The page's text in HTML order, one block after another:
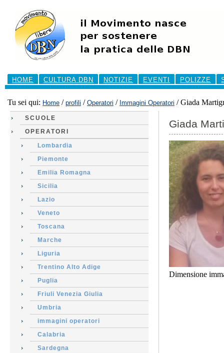
contenuti.
navigazione
Sezioni
HOME
CULTURA DBN NOTIZIE EVENTI POLIZZE
Tu sei qui: Home / profili / Operatori / Immagini Operatori /Giada
SCUOLE
OPERATORI
Lombardia
Piemonte
Emilia Romagna
Sicilia
Lazio
Veneto
Toscana
Marche
Liguria
Trentino Alto Adige
Puglia
Friuli Venezia Giulia
Umbria
immagini operatori
Calabria
Sardegna
Giada
Dimensione